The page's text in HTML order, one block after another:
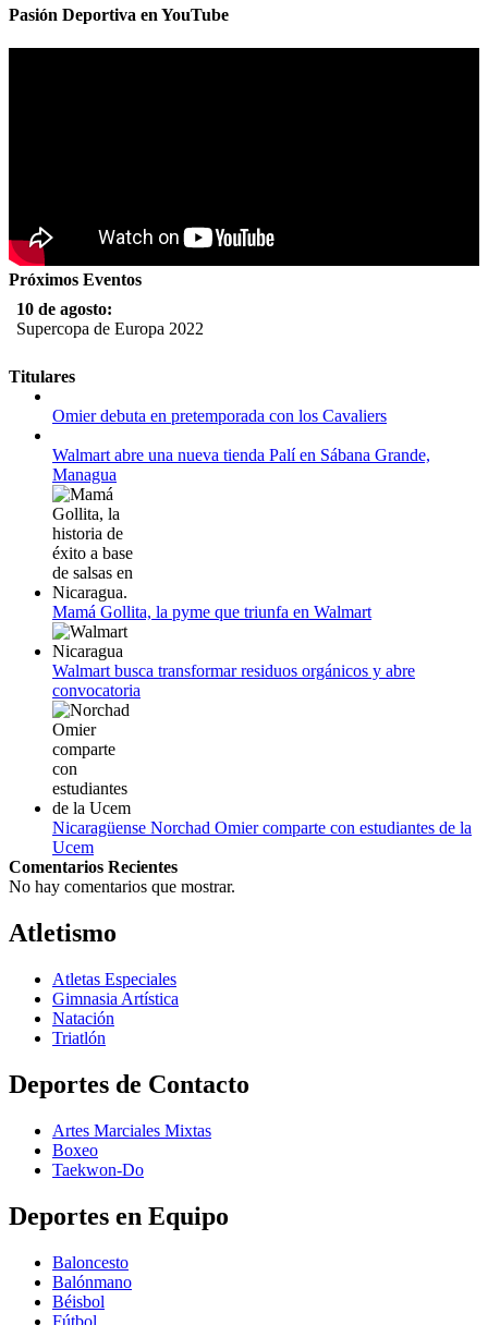
Pasión Deportiva en YouTube
Próximos Eventos
10 de agosto:
Supercopa de Europa 2022
11 al 21 de agosto:
Campeonato Europeo de Natación 2022
12 de agosto:
Empieza La Liga 2022-2023
Titulares
Omier debuta en pretemporada con los Cavaliers
Walmart abre una nueva tienda Palí en Sábana Grande,
Managua
Mamá Gollita, la pyme que triunfa en Walmart
Walmart busca transformar residuos orgánicos y abre
convocatoria
Nicaragüense Norchad Omier comparte con estudiantes de la
Ucem
Comentarios Recientes
No hay comentarios que mostrar.
Atletismo
Atletas Especiales
Gimnasia Artística
Natación​
Triatlón​
Deportes de Contacto
Artes Marciales Mixtas
Boxeo
Taekwon-Do
Deportes en Equipo
Baloncesto
Balónmano
Béisbol
Fútbol